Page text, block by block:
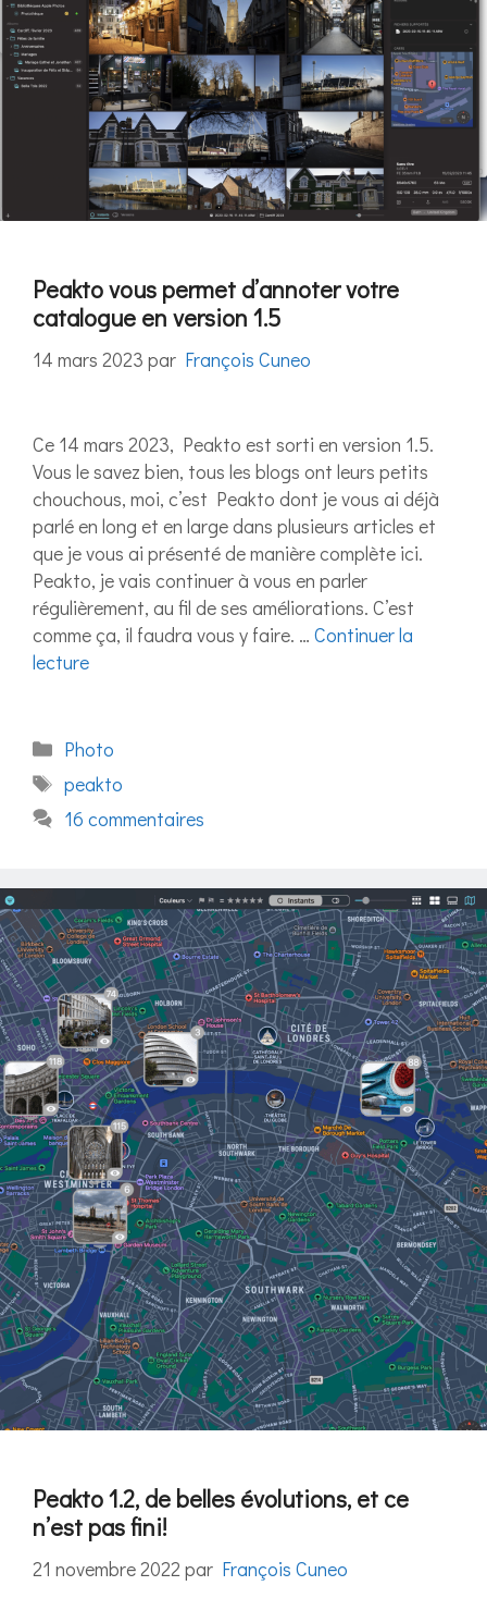
Peakto vous permet d’annoter votre
catalogue en version 1.5
14 mars 2023 par François Cuneo
Ce 14 mars 2023, Peakto est sorti en version 1.5.
Vous le savez bien, tous les blogs ont leurs petits
chouchous, moi, c’est Peakto dont je vous ai déjà
parlé en long et en large dans plusieurs articles et
que je vous ai présenté de manière complète ici.
Peakto, je vais continuer à vous en parler
régulièrement, au fil de ses améliorations. C’est
comme ça, il faudra vous y faire. … Continuer la
lecture
Catégories
Photo
Étiquettes
peakto
16 commentaires
Peakto 1.2, de belles évolutions, et ce
n’est pas fini!
21 novembre 2022par François Cuneo